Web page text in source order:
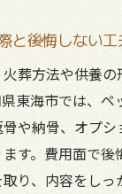
と後悔しない工
葬方法や供養の
東海市では、ペ
や納骨、オプ
す。費用面で後
り、内容をしっ